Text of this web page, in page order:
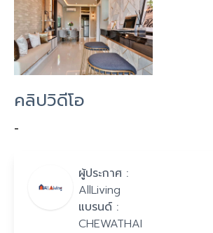
คลิปวิดีโอ
-
ผู้ประกาศ :
AllLiving
แบรนด์ :
CHEWATHAI